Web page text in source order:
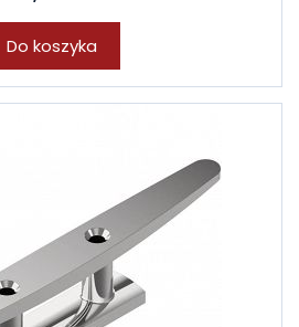
Do koszyka